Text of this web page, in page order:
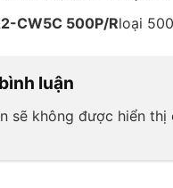
CW5C 500P/Rloại
luận
sẽ không được hiển thị